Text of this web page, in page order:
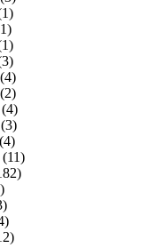
(4)
(2)
(4)
(3)
(4)
(11)